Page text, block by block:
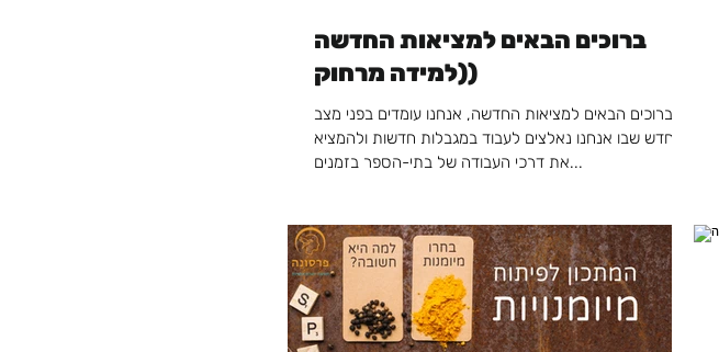
ברוכים הבאים למציאות החדשה
(למידה מרחוק)
ברוכים הבאים למציאות החדשה, אנחנו עומדים בפני מצב
חדש שבו אנחנו נאלצים לעבוד במגבלות חדשות ולהמציא
את דרכי העבודה של בתי-הספר בזמנים...